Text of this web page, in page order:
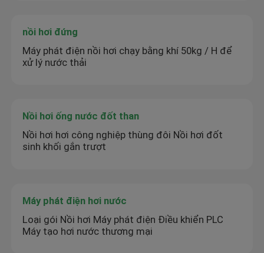
nồi hơi đứng
Máy phát điện nồi hơi chạy bằng khí 50kg / H để
xử lý nước thải
Nồi hơi ống nước đốt than
Nồi hơi hơi công nghiệp thùng đôi Nồi hơi đốt
sinh khối gắn trượt
Máy phát điện hơi nước
Loại gói Nồi hơi Máy phát điện Điều khiển PLC
Máy tạo hơi nước thương mại